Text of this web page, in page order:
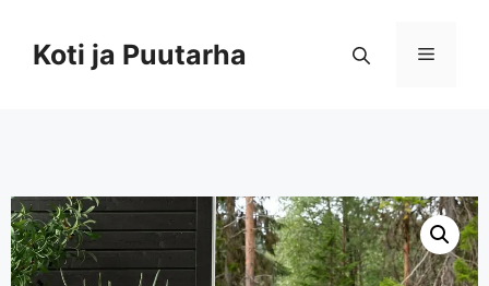
Koti ja Puutarha